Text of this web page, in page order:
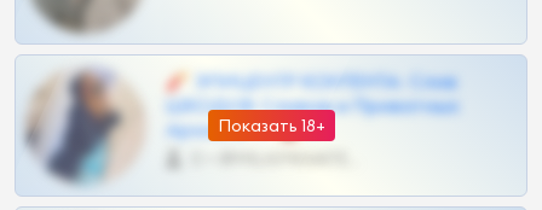
Показать 18+
🧨 ЭПИЦЕНТР КОНТЕНТА: Слив
ШКОДОВ Сливов и Приватных
Архивов ТГ 🔞💎